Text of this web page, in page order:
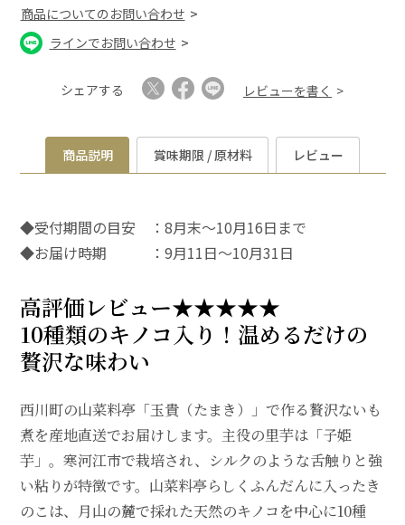
商品についてのお問い合わせ
ラインでお問い合わせ
シェアする レビューを書く
商品説明 賞味期限 / 原材料 レビュー
◆受付期間の目安 ：8月末～10月16日まで
◆お届け時期 ：9月11日～10月31日
高評価レビュー★★★★★
10種類のキノコ入り！温めるだけの
贅沢な味わい
西川町の山菜料亭「玉貴（たまき）」で作る贅沢ないも
煮を産地直送でお届けします。主役の里芋は「子姫
芋」。寒河江市で栽培され、シルクのような舌触りと強
い粘りが特徴です。山菜料亭らしくふんだんに入ったき
のこは、月山の麓で採れた天然のキノコを中心に10種